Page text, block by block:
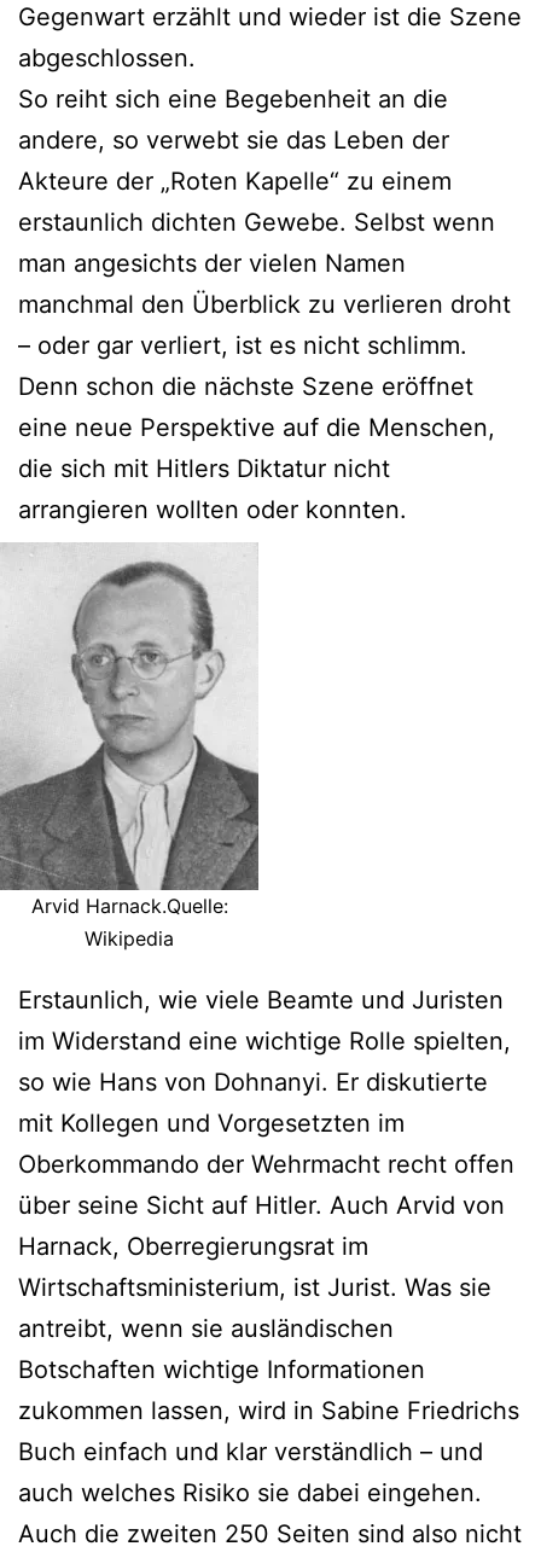
Gegenwart erzählt und wieder ist die Szene
abgeschlossen.
So reiht sich eine Begebenheit an die
andere, so verwebt sie das Leben der
Akteure der „Roten Kapelle“ zu einem
erstaunlich dichten Gewebe. Selbst wenn
man angesichts der vielen Namen
manchmal den Überblick zu verlieren droht
– oder gar verliert, ist es nicht schlimm.
Denn schon die nächste Szene eröffnet
eine neue Perspektive auf die Menschen,
die sich mit Hitlers Diktatur nicht
arrangieren wollten oder konnten.
Arvid Harnack.Quelle:
Wikipedia
Erstaunlich, wie viele Beamte und Juristen
im Widerstand eine wichtige Rolle spielten,
so wie Hans von Dohnanyi. Er diskutierte
mit Kollegen und Vorgesetzten im
Oberkommando der Wehrmacht recht offen
über seine Sicht auf Hitler. Auch Arvid von
Harnack, Oberregierungsrat im
Wirtschaftsministerium, ist Jurist. Was sie
antreibt, wenn sie ausländischen
Botschaften wichtige Informationen
zukommen lassen, wird in Sabine Friedrichs
Buch einfach und klar verständlich – und
auch welches Risiko sie dabei eingehen.
Auch die zweiten 250 Seiten sind also nicht